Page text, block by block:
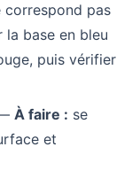
correspond pas
la base en bleu
puis vérifier
À faire : se
et